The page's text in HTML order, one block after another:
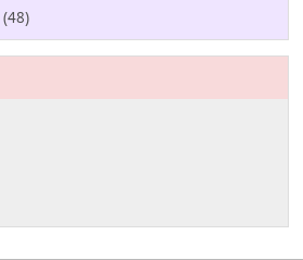
(48)